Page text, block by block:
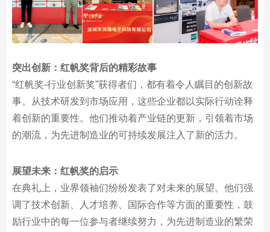
突出创新：红帆奖背后的精彩故事
“红帆奖-行业创新奖”获得者们，都有着令人瞩目的创新故
事。从技术研发到市场应用，这些企业都以实际行动诠释
着创新的重要性。他们推动着产业链的更新，引领着市场
的潮流，为先进制造业的可持续发展注入了新的活力。
展望未来：红帆奖的启示
在典礼上，业界领袖们纷纷发表了对未来的展望。他们强
调了技术创新、人才培养、国际合作等方面的重要性，鼓
励行业中的每一位参与者继续努力，为先进制造业的繁荣